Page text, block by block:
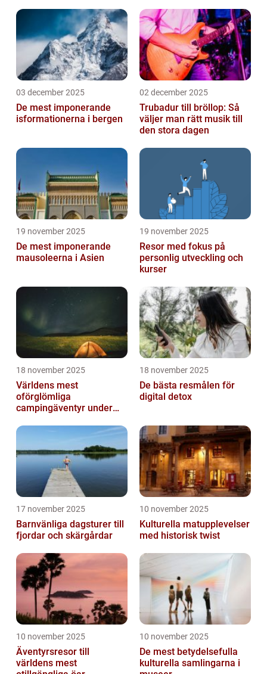
03 december 2025
De mest imponerande
isformationerna i bergen
02 december 2025
Trubadur till bröllop: Så
väljer man rätt musik till
den stora dagen
19 november 2025
De mest imponerande
mausoleerna i Asien
19 november 2025
Resor med fokus på
personlig utveckling och
kurser
18 november 2025
Världens mest
oförglömliga
campingäventyr under
18 november 2025
De bästa resmålen för
digital detox
17 november 2025
Barnvänliga dagsturer till
fjordar och skärgårdar
10 november 2025
Kulturella matupplevelser
med historisk twist
10 november 2025
Äventyrsresor till
världens mest
10 november 2025
De mest betydelsefulla
kulturella samlingarna i